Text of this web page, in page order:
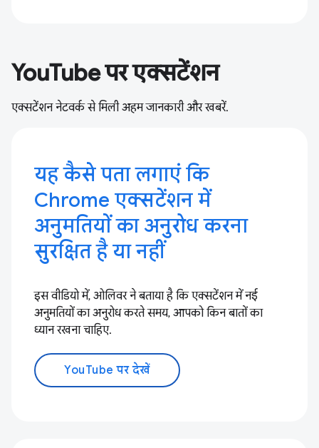
YouTube पर एक्सटेंशन
एक्सटेंशन नेटवर्क से मिली अहम जानकारी और खबरें.
यह कैसे पता लगाएं कि
Chrome एक्सटेंशन में
अनुमतियों का अनुरोध करना
सुरक्षित है या नहीं
इस वीडियो में, ओलिवर ने बताया है कि एक्सटेंशन में नई
अनुमतियों का अनुरोध करते समय, आपको किन बातों का
ध्यान रखना चाहिए.
YouTube पर देखें